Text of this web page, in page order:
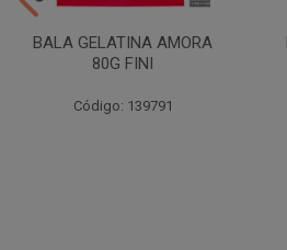
BALA GELATINA AMORA
80G FINI
Código: 139791